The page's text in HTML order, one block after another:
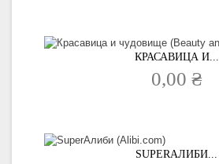
КРАСАВИЦА И...
0,00 ₴
SUPERАЛИБИ...